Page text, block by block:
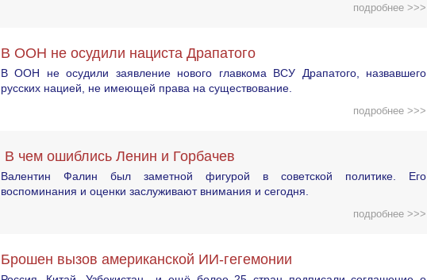
подробнее >>>
В ООН не осудили нациста Драпатого
В ООН не осудили заявление нового главкома ВСУ Драпатого, назвавшего
русских нацией, не имеющей права на существование.
подробнее >>>
В чем ошиблись Ленин и Горбачев
Валентин Фалин был заметной фигурой в советской политике. Его
воспоминания и оценки заслуживают внимания и сегодня.
подробнее >>>
Брошен вызов американской ИИ-гегемонии